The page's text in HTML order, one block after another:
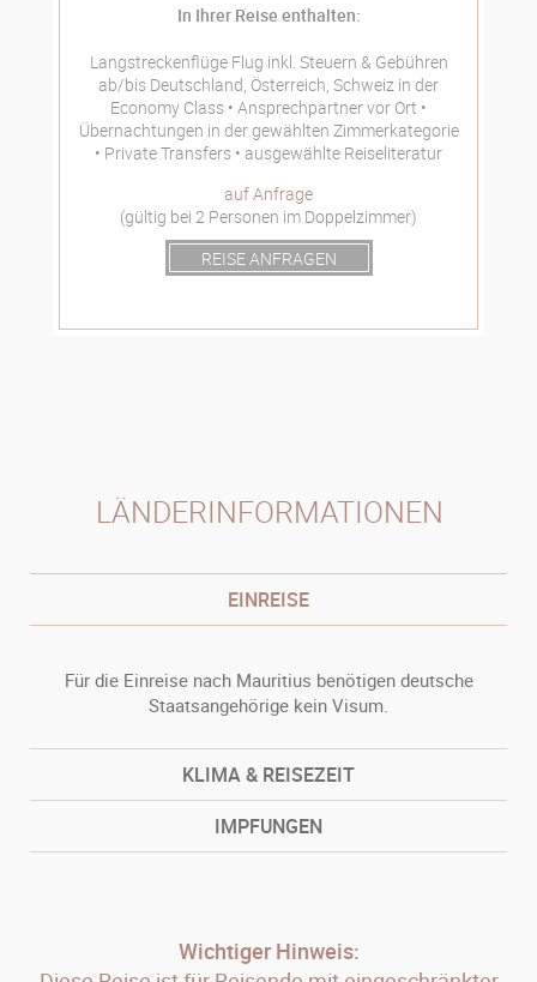
In Ihrer Reise enthalten:
Langstreckenflüge Flug inkl. Steuern & Gebühren
ab/bis Deutschland, Österreich, Schweiz in der
Economy Class Ansprechpartner vor Ort
Übernachtungen in der gewählten Zimmerkategorie
Private Transfers ausgewählte Reiseliteratur
auf Anfrage
(gültig bei 2 Personen im Doppelzimmer)
REISE ANFRAGEN
LÄNDERINFORMATIONEN
EINREISE
Für die Einreise nach Mauritius benötigen deutsche
Staatsangehörige kein Visum.
KLIMA & REISEZEIT
IMPFUNGEN
Wichtiger Hinweis: